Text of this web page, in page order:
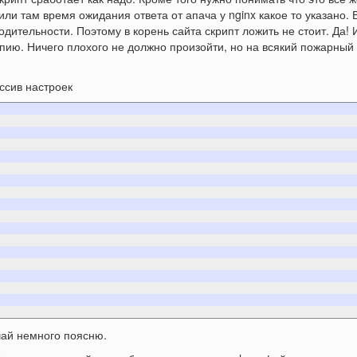
там время ожидания ответа от апача у nginx какое то
Поэтому в корень сайта скрипт ложить не стоит. Да!
Ничего плохого не должно произойти, но на всякий пожарный
настроек
немного поясню.